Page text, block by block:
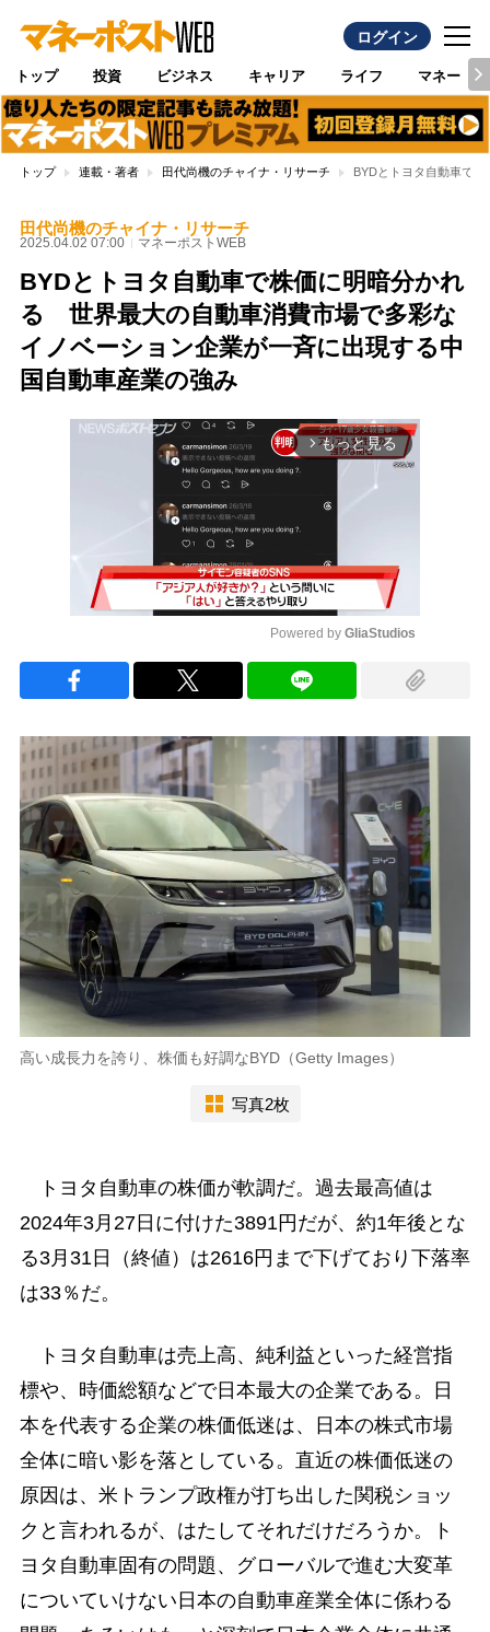
ログイン
トップ 投資 ビジネス キャリア ライフ マネー
トップ 連載・著者 田代尚機のチャイナ・リサーチ BYDとトヨタ自動車で
田代尚機のチャイナ・リサーチ
2025.04.02 07:00 マネーポストWEB
BYDとトヨタ自動車で株価に明暗分かれ
る 世界最大の自動車消費市場で多彩な
イノベーション企業が一斉に出現する中
国自動車産業の強み
arrow_forward_ios もっと見る
Powered by GliaStudios
高い成長力を誇り、株価も好調なBYD（Getty Images）
写真2枚
トヨタ自動車の株価が軟調だ。過去最高値は
2024年3月27日に付けた3891円だが、約1年後とな
る3月31日（終値）は2616円まで下げており下落率
は33％だ。
トヨタ自動車は売上高、純利益といった経営指
標や、時価総額などで日本最大の企業である。日
本を代表する企業の株価低迷は、日本の株式市場
全体に暗い影を落としている。直近の株価低迷の
原因は、米トランプ政権が打ち出した関税ショッ
クと言われるが、はたしてそれだけだろうか。ト
ヨタ自動車固有の問題、グローバルで進む大変革
についていけない日本の自動車産業全体に係わる